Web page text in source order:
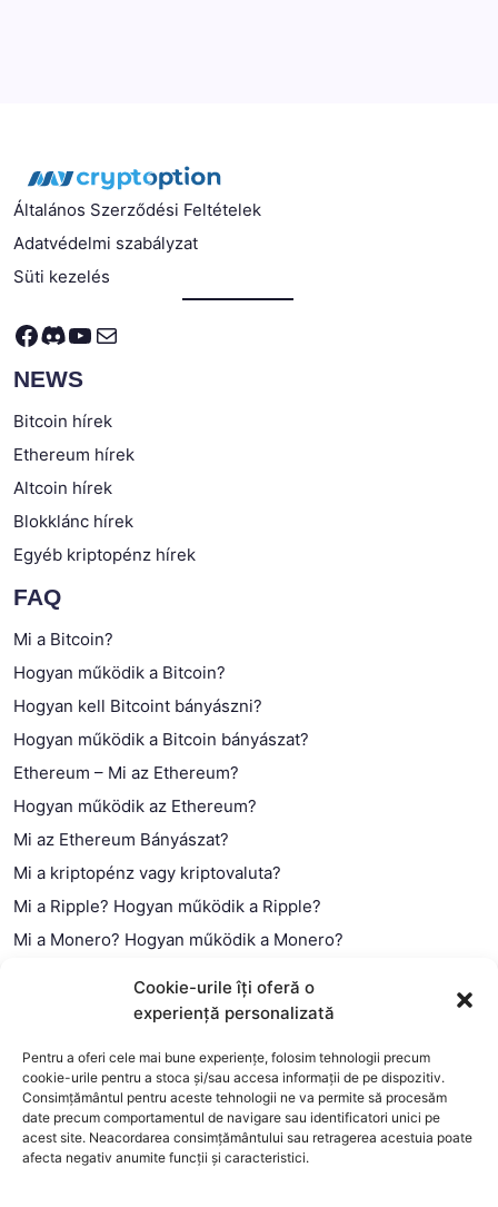
Cookie-urile îți oferă o
experiență personalizată
Pentru a oferi cele mai bune experiențe, folosim tehnologii precum
cookie-urile pentru a stoca și/sau accesa informații de pe dispozitiv.
Consimțământul pentru aceste tehnologii ne va permite să procesăm
date precum comportamentul de navigare sau identificatori unici pe
acest site. Neacordarea consimțământului sau retragerea acestuia poate
afecta negativ anumite funcții și caracteristici.
Általános Szerződési Feltételek
Adatvédelmi szabályzat
Süti kezelés
Facebook
Discord
YouTube
Mail
NEWS
Bitcoin hírek
Ethereum hírek
Altcoin hírek
Blokklánc hírek
Egyéb kriptopénz hírek
FAQ
Mi a Bitcoin?
Hogyan működik a Bitcoin?
Hogyan kell Bitcoint bányászni?
Hogyan működik a Bitcoin bányászat?
Ethereum – Mi az Ethereum?
Hogyan működik az Ethereum?
Mi az Ethereum Bányászat?
Mi a kriptopénz vagy kriptovaluta?
Mi a Ripple? Hogyan működik a Ripple?
Mi a Monero? Hogyan működik a Monero?
Mi a blokklánc (technológia)?